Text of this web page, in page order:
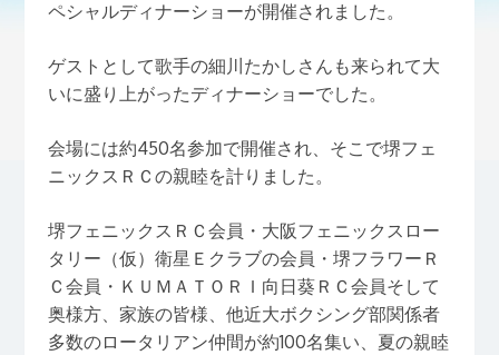
ペシャルディナーショーが開催されました。
ゲストとして歌手の細川たかしさんも来られて大
いに盛り上がったディナーショーでした。
会場には約450名参加で開催され、そこで堺フェ
ニックスＲＣの親睦を計りました。
堺フェニックスＲＣ会員・大阪フェニックスロー
タリー（仮）衛星Ｅクラブの会員・堺フラワーＲ
Ｃ会員・ＫＵＭＡＴＯＲＩ向日葵ＲＣ会員そして
奥様方、家族の皆様、他近大ボクシング部関係者
多数のロータリアン仲間が約100名集い、夏の親睦